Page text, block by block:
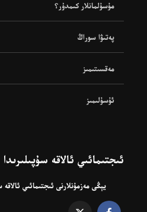
مۇسۇلمانلار كىمدۇر؟
پەتىۋا سوراڭ
مەقسىتىمىز
ئۇسۇلىمىز
ئىجتىمائىي ئالاقە سۇپىلىرىدا
يېڭى مەزمۇنلارنى ئىجتىمائىي ئالاقە